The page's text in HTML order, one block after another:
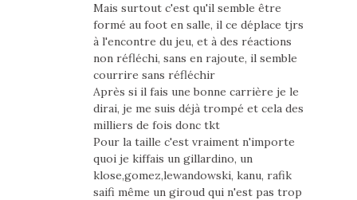
Mais surtout c'est qu'il semble être
formé au foot en salle, il ce déplace tjrs
à l'encontre du jeu, et à des réactions
non réfléchi, sans en rajoute, il semble
courrire sans réfléchir
Après si il fais une bonne carrière je le
dirai, je me suis déjà trompé et cela des
milliers de fois donc tkt
Pour la taille c'est vraiment n'importe
quoi je kiffais un gillardino, un
klose,gomez,lewandowski, kanu, rafik
saifi même un giroud qui n'est pas trop